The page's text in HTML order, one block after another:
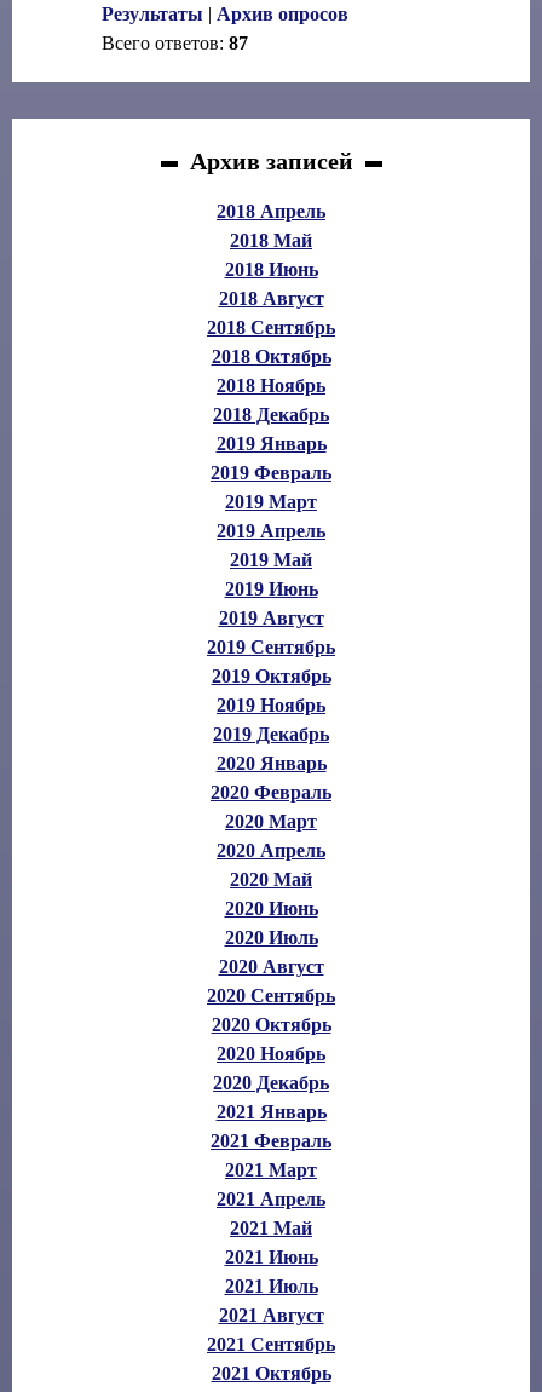
Результаты | Архив опросов
Всего ответов: 87
Архив записей
2018 Апрель
2018 Май
2018 Июнь
2018 Август
2018 Сентябрь
2018 Октябрь
2018 Ноябрь
2018 Декабрь
2019 Январь
2019 Февраль
2019 Март
2019 Апрель
2019 Май
2019 Июнь
2019 Август
2019 Сентябрь
2019 Октябрь
2019 Ноябрь
2019 Декабрь
2020 Январь
2020 Февраль
2020 Март
2020 Апрель
2020 Май
2020 Июнь
2020 Июль
2020 Август
2020 Сентябрь
2020 Октябрь
2020 Ноябрь
2020 Декабрь
2021 Январь
2021 Февраль
2021 Март
2021 Апрель
2021 Май
2021 Июнь
2021 Июль
2021 Август
2021 Сентябрь
2021 Октябрь